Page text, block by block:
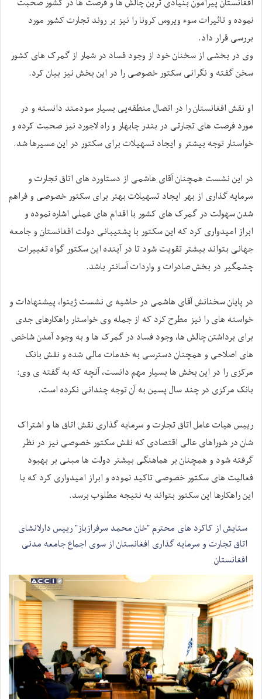
نموده و تاثیرات سوء ویروس کرونا را نیز بر روند تجارت کشور مورد
بررسی قرار داد.
وی در بخشی از سخنان خود از وجود فساد در شمار از گمرک های کشور
سخن گفته و نگرانی سکتور خصوصی را در این بخش نیز بیان کرد.
او نقش افغانستان را در اتصال منطقه‌یی بسیار سودمند دانسته و در
مورد فرصت های تجارتی در بندر چابهار و راه لاجورد نیز صحبت کرده و
خواستار توجه بیشتر و ایجاد تسهیلات برای سکتور در این مسیرها شد.
در این نشست همچنان آقای هاشمی از دستاورد های اتاق تجارت و
سرمایه گذاری از بهر ایجاد تسهیلات بهتر برای سکتور خصوصی و فراهم
شدن سهولت در گمرک های کشور با اقدام های عملی اشاره نموده و
ابراز امیدواری کرد که این سکتور با پشتیبانی دولت افغانستان و جامعه
جهانی بتواند بیشتر تقویت شود تا در آینده این سکتور گواه تغییرات
چشمگیر در بخش صادرات و واردات آسانتر باشد.
در پایان سخنانش آقای هاشمی در حاشیه ی نشست ژینوا، پیشنهادات و
خواسته های را نیز مطرح کرد که از جمله وی خواستار راهکارهای جدی
برای برداشتن چالش ها، وجود فساد در گمرک ها و به وجود آمدن شاخص
های اصلاحی و همچنان دسترسی به خدمات مالی شده و نقش بانک
مرکزی را در این بخش ها بسیار مهم دانست، آنچه که به گفته ی وی:
بانک مرکزی در چند سال پسین به آن توجه چندانی نکرده است.
رییس هیات عامل اتاق تجارت و سرمایه گذاری نقش اتاق ها و اشتراک
شان در شوراهای عالی اقتصادی که نقش سکتور خصوصی نیز در نظر
گرفته شود و همچنان بر هماهنگی بیشتر دولت ها مبنی بر بهبود
فعالیت های سکتور خصوصی تاکید نموده و ابراز امیدواری کرد که با
این راهکارها این سکتور بتواند به نتیجه مطلوب برسد.
ستایش از کاکرد های محترم "خان محمد سرفرازباز" رییس دارلانشای
اتاق تجارت و سرمایه گذاری افغانستان از سوی اجماع جامعه مدنی
افغانستان